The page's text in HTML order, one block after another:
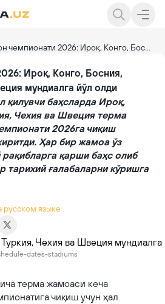
2026: Ироқ, Конго, Босния, Туркия, Чехия ва Швеция мундиалга йўл олди
Ироқ, Конго, Босния,
мундиалга йўл олди
қилувчи баҳсларда Ироқ,
Чехия ва Швеция терма
2026га чиқиш
Ҳар бир жамоа ўз
қарши баҳс олиб
тарихий ғалабаларни кўришга
русском языке
dates-stadiums
терма жамоаси кеча
чиқиш учун ҳал